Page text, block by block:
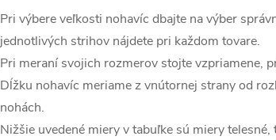
Pri výbere veľkosti nohavíc dbajte na výber
jednotlivých strihov nájdete pri každom tovare.
Pri meraní svojich rozmerov stojte vzpriamene,
Dĺžku nohavíc meriame z vnútornej strany od
nohách.
Nižšie uvedené miery v tabuľke sú miery